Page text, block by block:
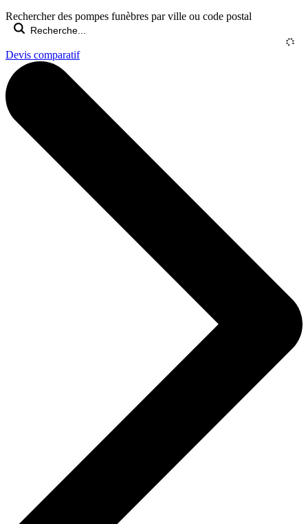
Rechercher des pompes funèbres par ville ou code postal
Devis comparatif